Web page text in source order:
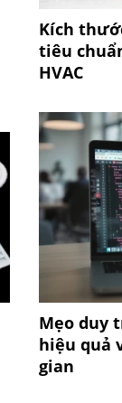
Kích
tiêu
HVAC
Mẹo duy
hiệu quả
gian